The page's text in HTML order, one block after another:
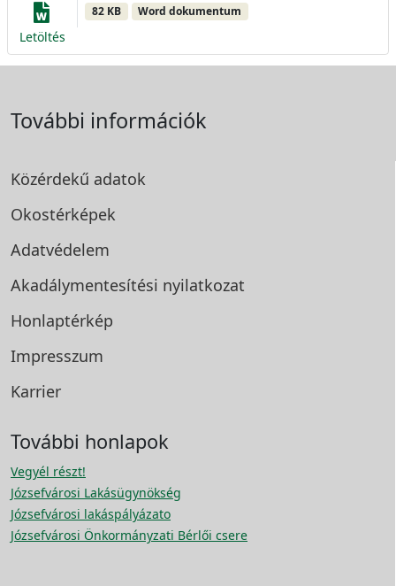
Letöltés
82 KB Word dokumentum
További információk
Közérdekű adatok
Okostérképek
Adatvédelem
Akadálymentesítési nyilatkozat
Honlaptérkép
Impresszum
Karrier
További honlapok
Vegyél részt!
Józsefvárosi Lakásügynökség
Józsefvárosi lakáspályázato
Józsefvárosi Önkormányzati Bérlői csere